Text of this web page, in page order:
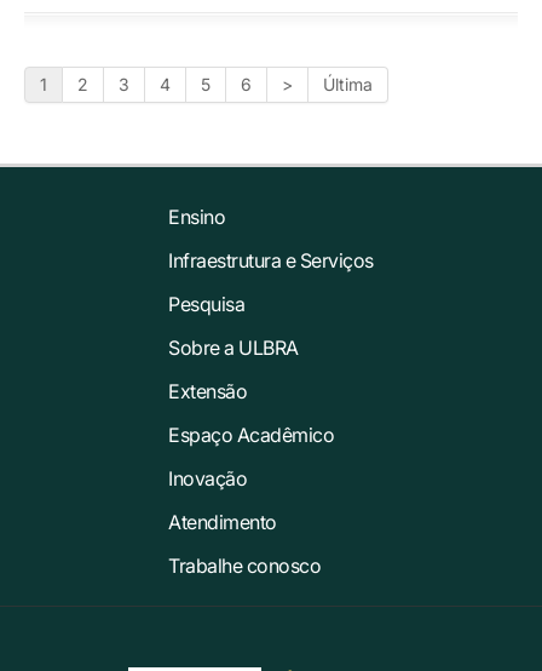
1 2 3 4 5 6 > Última
Ensino
Infraestrutura e Serviços
Pesquisa
Sobre a ULBRA
Extensão
Espaço Acadêmico
Inovação
Atendimento
Trabalhe conosco